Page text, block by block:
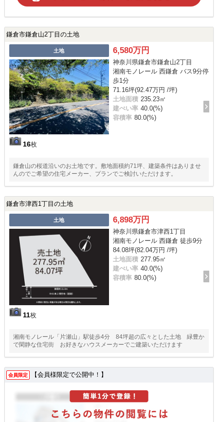
鎌倉市鎌倉山2丁目の土地
土地
16枚
6,580万円
神奈川県鎌倉市鎌倉山2丁目
湘南モノレール 西鎌倉 バス9分停
歩1分
71.16坪(92.47万円 /坪)
土地面積 235.23㎡
建ぺい率 40.0(%)
容積率 80.0(%)
鎌倉山の桜道沿いのお土地です。敷地面積約71坪、建築条件はありませ
んのでご希望の住宅メーカー、プランでご検討いただけます。
鎌倉市津西1丁目の土地
土地
11枚
6,898万円
神奈川県鎌倉市津西1丁目
湘南モノレール 西鎌倉 徒歩9分
84.08坪(82.04万円 /坪)
土地面積 277.95㎡
建ぺい率 40.0(%)
容積率 80.0(%)
湘南モノレール「片瀬山」駅徒歩4分 84坪超の広々とした土地 緑豊か
で閑静な住宅街 お好きなハウスメーカーでご建築いただけます
会員限定 【会員様限定で公開中！】